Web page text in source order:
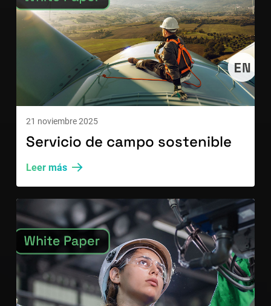
21 noviembre 2025
Servicio de campo sostenible
Leer más